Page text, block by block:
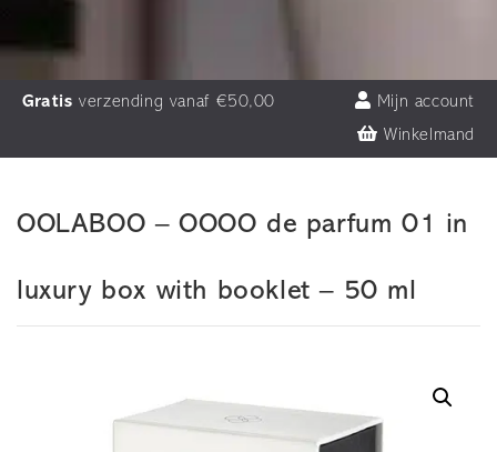
Gratis verzending vanaf €50,00
Mijn account
Winkelmand
OOLABOO – OOOO de parfum 01 in
luxury box with booklet – 50 ml